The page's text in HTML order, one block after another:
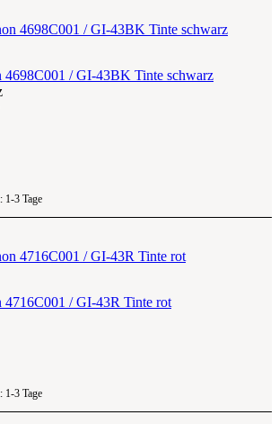
4698C001 / GI-43BK Tinte schwarz
1-3 Tage
4716C001 / GI-43R Tinte rot
1-3 Tage